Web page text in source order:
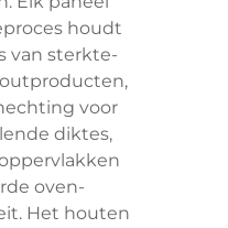
houdt
van sterkte-
voor
diktes,
oven-
Het houten